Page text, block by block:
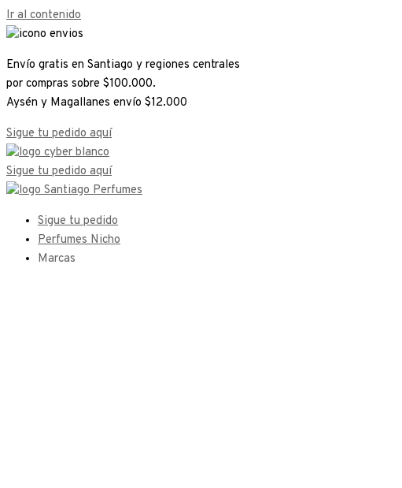
Ir al contenido
Envío gratis en Santiago y regiones centrales
por compras sobre $100.000.
Aysén y Magallanes envío $12.000
Sigue tu pedido aquí
Sigue tu pedido aquí
Sigue tu pedido
Perfumes Nicho
Marcas